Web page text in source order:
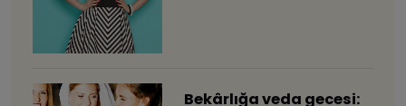
​Bekârlığa veda gecesi: